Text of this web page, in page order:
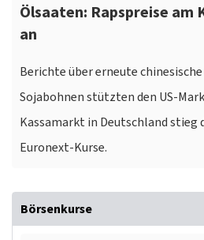
Ölsaaten: Rapspreise am
an
Berichte über erneute
Sojabohnen stützten den US-
Kassamarkt in Deutschland stieg
Euronext-Kurse.
Börsenkurse